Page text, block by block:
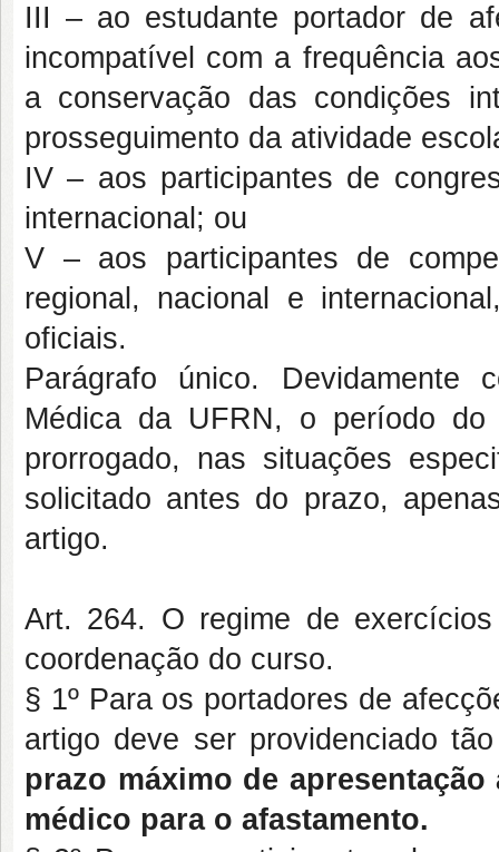
III – ao estudante portador de
incompatível com a frequência
a conservação das condições
prosseguimento da atividade
IV – aos participantes de
internacional; ou
V – aos participantes de
regional, nacional e
oficiais.
Parágrafo único. Devidamente
Médica da UFRN, o período
prorrogado, nas situações
solicitado antes do prazo,
artigo.
Art. 264. O regime de
coordenação do curso.
§ 1º Para os portadores de
artigo deve ser providenciado
prazo máximo de
médico para o afastamento.